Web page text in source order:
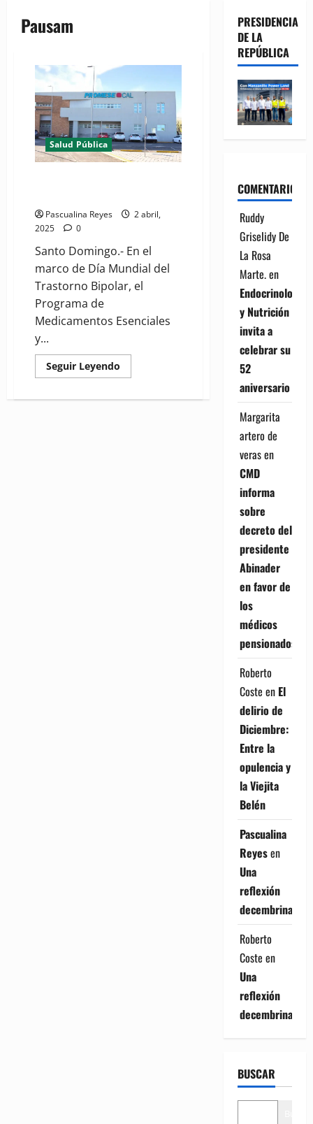
Pausam
Salud Pública
Pascualina Reyes
2 abril,
2025
0
Santo Domingo.- En el
marco de Día Mundial del
Trastorno Bipolar, el
Programa de
Medicamentos Esenciales
y...
Seguir Leyendo
more
Promese/
PRESIDENCIA
DE LA
REPÚBLICA
COMENTARIOS
Ruddy
Griselidy De
La Rosa
Marte.en
Endocrinología
y Nutrición
invita a
celebrar su
52
aniversario
Margarita
artero de
verasen
CMD
informa
sobre
decreto del
presidente
Abinader
en favor de
los
médicos
pensionados
Roberto
Coste en El
delirio de
Diciembre:
Entre la
opulencia y
la Viejita
Belén
Pascualina
Reyesen
Una
reflexión
decembrina
Roberto
Coste en
Una
reflexión
decembrina
BUSCAR